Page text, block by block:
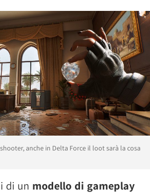
anche in Delta Force il loot sarà la cosa
di un modello di gameplay